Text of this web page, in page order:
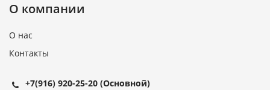
О компании
О нас
Контакты
+7(916) 920-25-20 (Основной)